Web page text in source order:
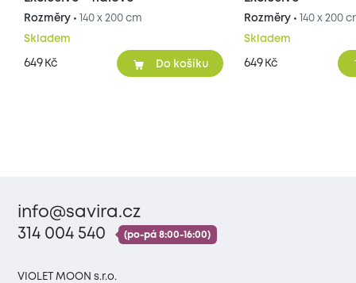
Rozměry • 140 x 200 cm
Skladem
649 Kč Do košíku
Rozměry • 140 x 200
Skladem
649 Kč
info@savira.cz
314 004 540
(po-pá 8:00-16:00)
VIOLET MOON s.r.o.